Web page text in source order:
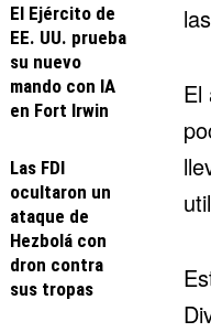
El
El Ejército de
EE. UU. prueba
su nuevo
mando con IA
en Fort Irwin
Las FDI
ocultaron un
ataque de
Hezbolá con
dron contra
sus tropas